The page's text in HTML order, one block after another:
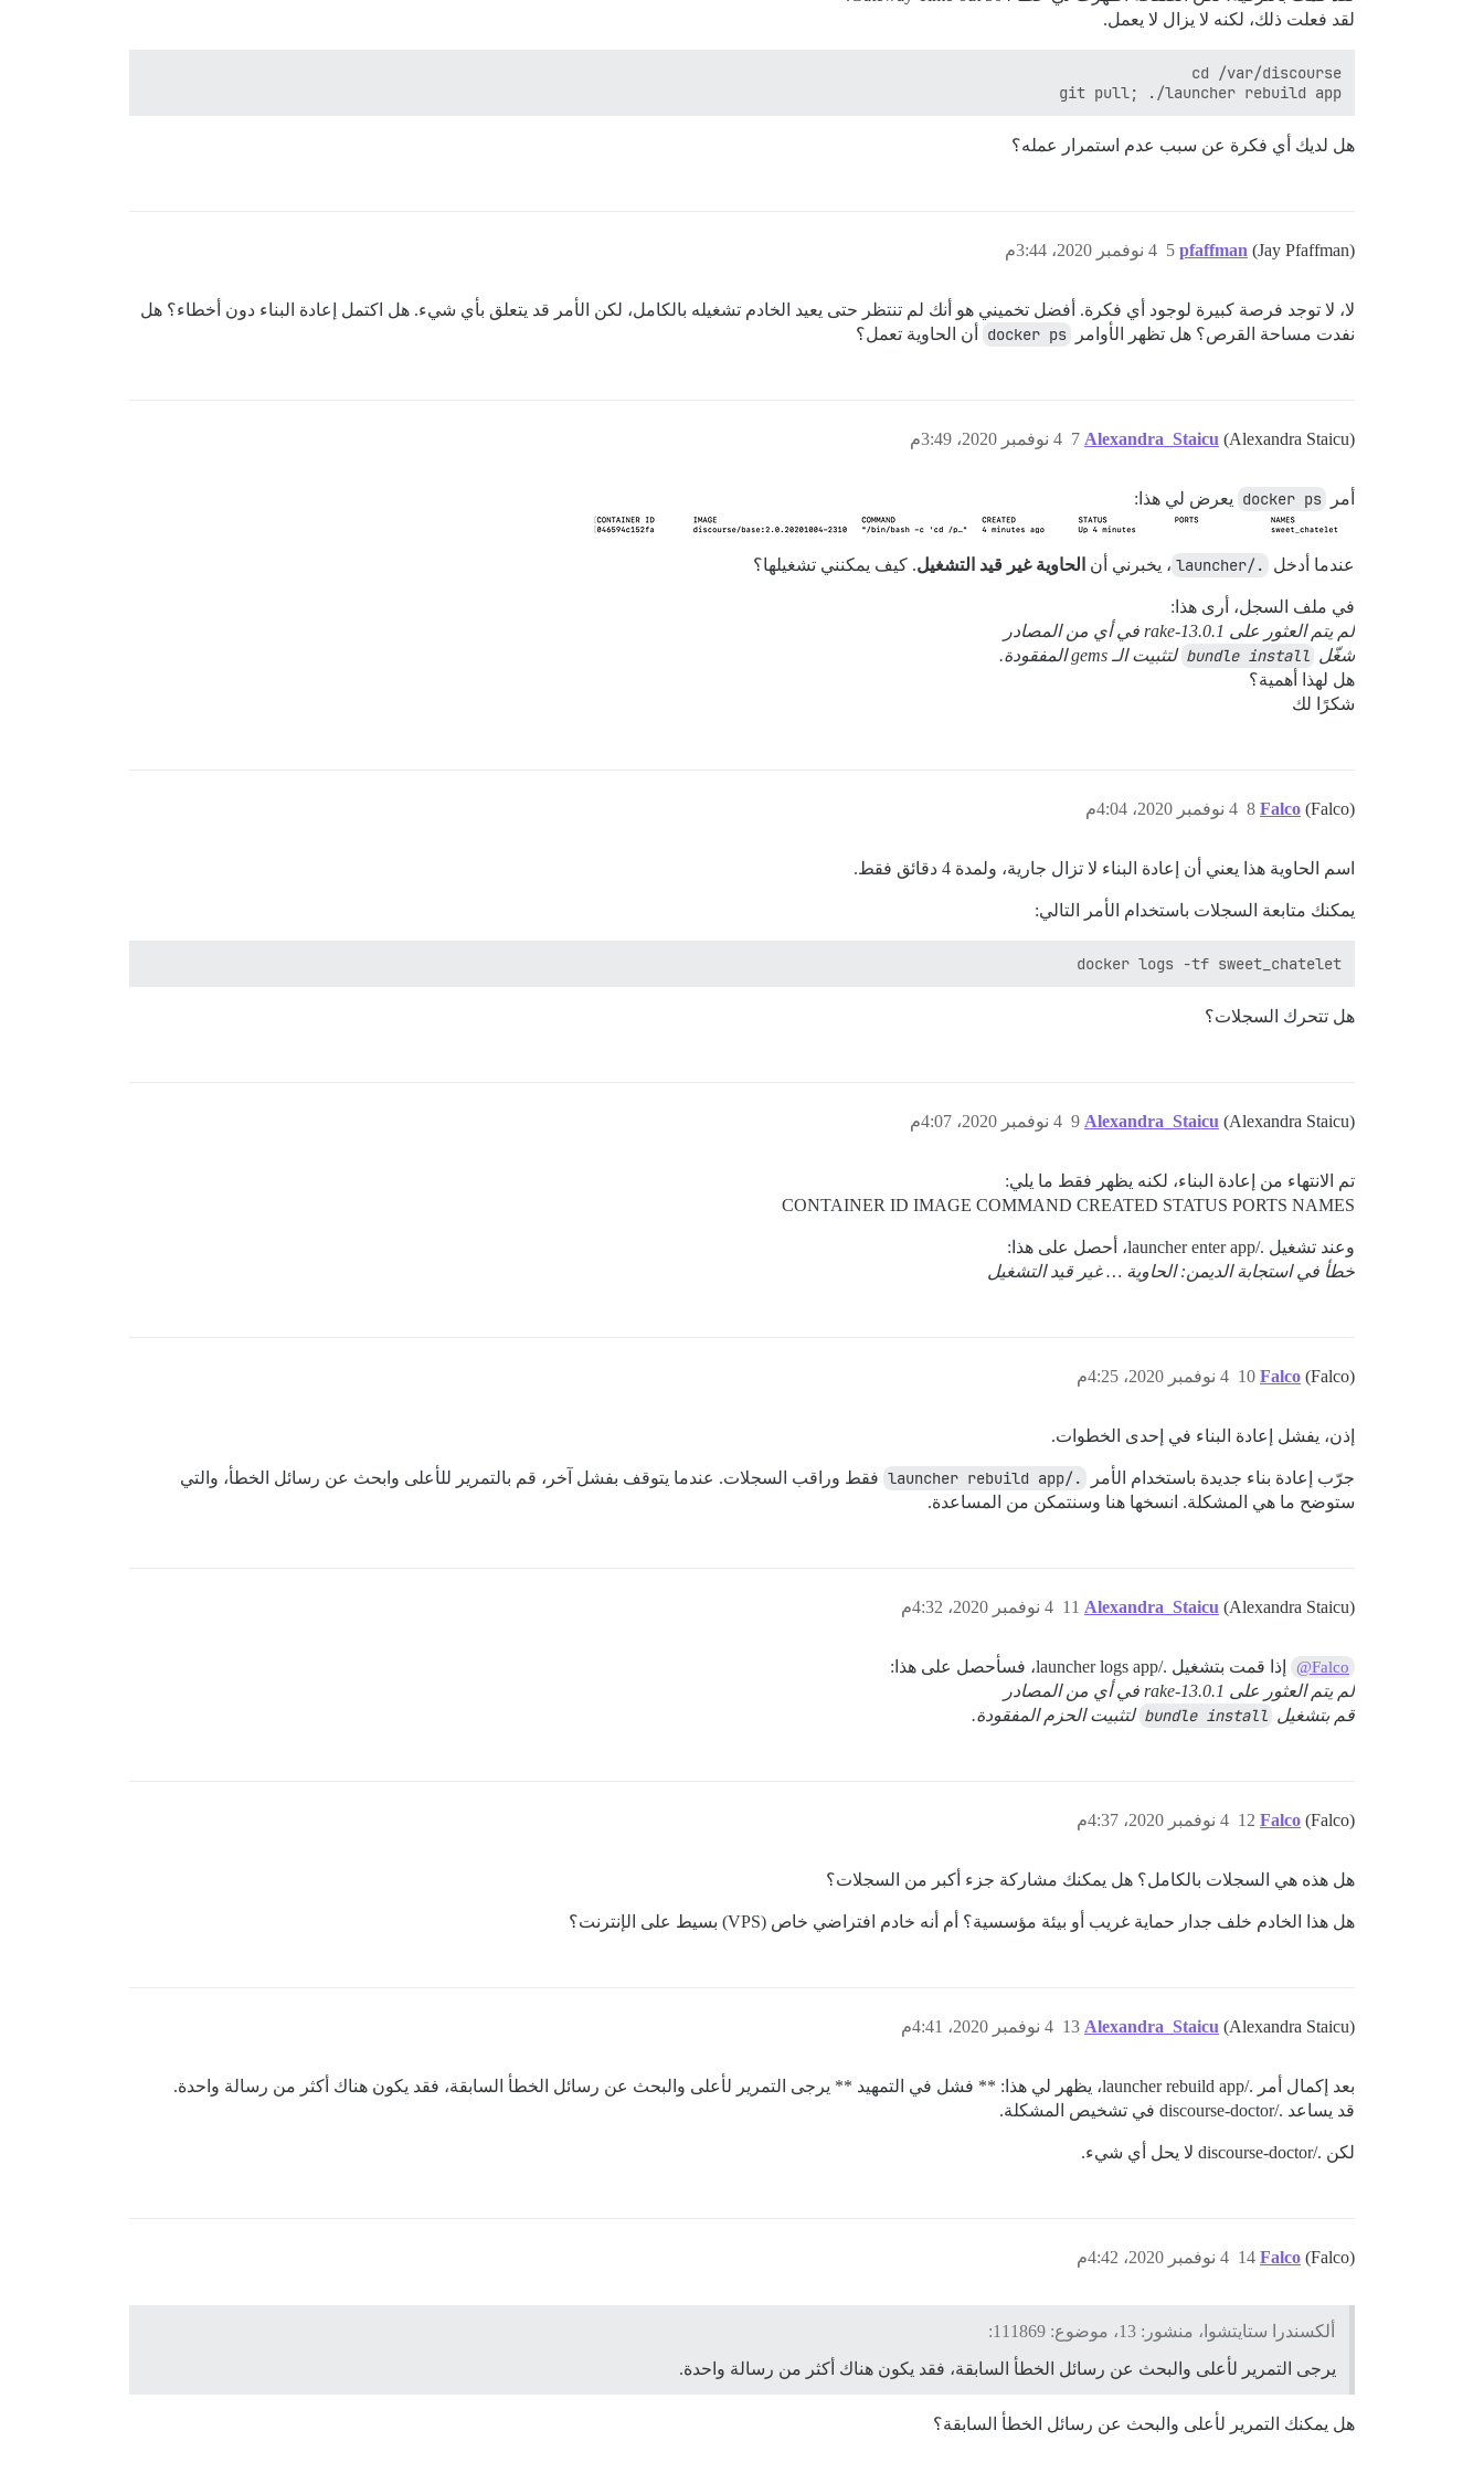
لقد فعلت ذلك، لكنه لا يزال لا يعمل.
git pull; ./launcher rebuild app
هل لديك أي فكرة عن سبب عدم استمرار عمله؟
pfaffman (Jay Pfaffman) 4 نوفمبر 2020، 3:44م 5
لا، لا توجد فرصة كبيرة لوجود أي فكرة. أفضل تخميني هو أنك لم تنتظر حتى يعيد الخادم تشغيله بالكامل، لكن الأمر قد يتعلق بأي شيء. هل اكتمل إعادة البناء دون أخطاء؟ هل
نفدت مساحة القرص؟ هل تظهر الأوامر
docker ps أن الحاوية تعمل؟
Alexandra_Staicu (Alexandra Staicu) 4 نوفمبر 2020، 3:49م 7
أمر docker ps يعرض لي هذا:
عندما أدخل ./launcher ، يخبرني أن الحاوية غير قيد التشغيل. كيف يمكنني تشغيلها؟
في ملف السجل، أرى هذا:
لم يتم العثور على rake-13.0.1 في أي من المصادر
شغّل bundle install لتثبيت الـ gems المفقودة.
هل لهذا أهمية؟
شكرًا لك
Falco (Falco) 4 نوفمبر 2020، 4:04م 8
اسم الحاوية هذا يعني أن إعادة البناء لا تزال جارية، ولمدة 4 دقائق فقط.
يمكنك متابعة السجلات باستخدام الأمر التالي:
docker logs -tf sweet_chatelet
هل تتحرك السجلات؟
Alexandra_Staicu (Alexandra Staicu) 4 نوفمبر 2020، 4:07م 9
تم الانتهاء من إعادة البناء، لكنه يظهر فقط ما يلي:
CONTAINER ID IMAGE COMMAND CREATED STATUS PORTS NAMES
وعند تشغيل ./launcher enter app، أحصل على هذا:
خطأ في استجابة الديمن: الحاوية … غير قيد التشغيل
Falco (Falco) 4 نوفمبر 2020، 4:25م 10
إذن، يفشل إعادة البناء في إحدى الخطوات.
جرّب إعادة بناء جديدة باستخدام الأمر ./launcher rebuild app
فقط وراقب السجلات. عندما يتوقف بفشل آخر، قم بالتمرير للأعلى وابحث عن رسائل الخطأ، والتي
ستوضح ما هي المشكلة. انسخها هنا وسنتمكن من المساعدة.
Alexandra_Staicu (Alexandra Staicu) 4 نوفمبر 2020، 4:32م 11
@Falco
إذا قمت بتشغيل ./launcher logs app، فسأحصل على هذا:
لم يتم العثور على rake-13.0.1 في أي من المصادر
قم بتشغيل bundle install لتثبيت الحزم المفقودة.
Falco (Falco) 4 نوفمبر 2020، 4:37م 12
هل هذه هي السجلات بالكامل؟ هل يمكنك مشاركة جزء أكبر من السجلات؟
هل هذا الخادم خلف جدار حماية غريب أو بيئة مؤسسية؟ أم أنه خادم افتراضي خاص (VPS) بسيط على الإنترنت؟
Alexandra_Staicu (Alexandra Staicu) 4 نوفمبر 2020، 4:41م 13
بعد إكمال أمر ./launcher rebuild app، يظهر لي هذا: ** فشل في التمهيد ** يرجى التمرير لأعلى والبحث عن رسائل الخطأ السابقة، فقد يكون هناك أكثر من رسالة واحدة.
قد يساعد ./discourse-doctor في تشخيص المشكلة.
لكن ./discourse-doctor لا يحل أي شيء.
Falco (Falco) 4 نوفمبر 2020، 4:42م 14
ألكسندرا ستايتشوا، منشور: 13، موضوع: 111869:
يرجى التمرير لأعلى والبحث عن رسائل الخطأ السابقة، فقد يكون هناك أكثر من رسالة واحدة.
هل يمكنك التمرير لأعلى والبحث عن رسائل الخطأ السابقة؟